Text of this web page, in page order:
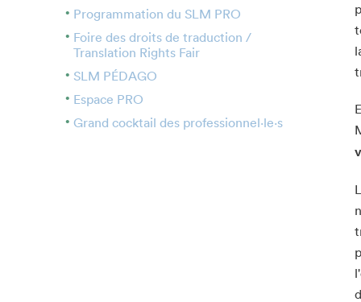
Merci à nos partenaires!
Nos partenaires
Programmation du SLM PRO
Foire des droits de traduction /
Translation Rights Fair
SLM PÉDAGO
Espace PRO
Grand cocktail des professionnel·le·s